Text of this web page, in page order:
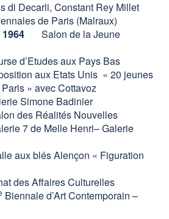
di Decarli, Constant Rey Millet
de Paris (Malraux)
1964 Salon de la Jeune
aux Pays Bas
aux Etats Unis « 20 jeunes
» avec Cottavoz
Badinier
des Réalités Nouvelles
7 de Melle Henri– Galerie
aux blés Alençon « Figuration
Culturelles
Biennale d’Art Contemporain –